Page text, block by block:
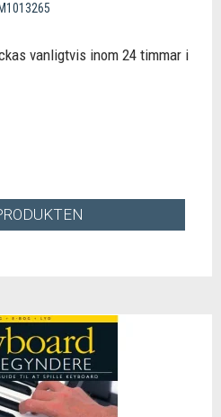
vanligtvis inom 24 timmar i